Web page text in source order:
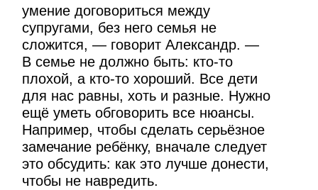
умение договориться между
супругами, без него семья не
сложится, — говорит Александр. —
В семье не должно быть: кто-то
плохой, а кто-то хороший. Все дети
для нас равны, хоть и разные. Нужно
ещё уметь обговорить все нюансы.
Например, чтобы сделать серьёзное
замечание ребёнку, вначале следует
это обсудить: как это лучше донести,
чтобы не навредить.